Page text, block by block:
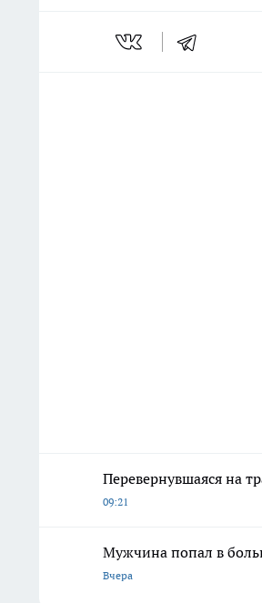
Перевернувшаяся на
09:21
Мужчина попал в
Вчера